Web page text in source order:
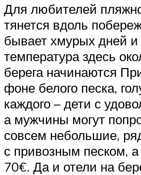
Для любителей
тянется вдоль
бывает хмурых дней
температура здесь
берега начинаются
фоне белого песка,
каждого – дети с
а мужчины могут
совсем небольшие,
с привозным песком,
70€. Да и отели на